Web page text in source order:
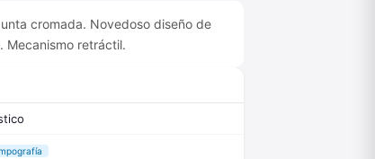
cromada. Novedoso diseño de
Mecanismo retráctil.